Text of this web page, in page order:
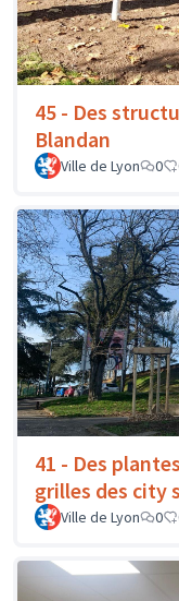
45 - Des
Blandan
Ville de Lyon 0
41 - Des
grilles des city
Ville de Lyon 0